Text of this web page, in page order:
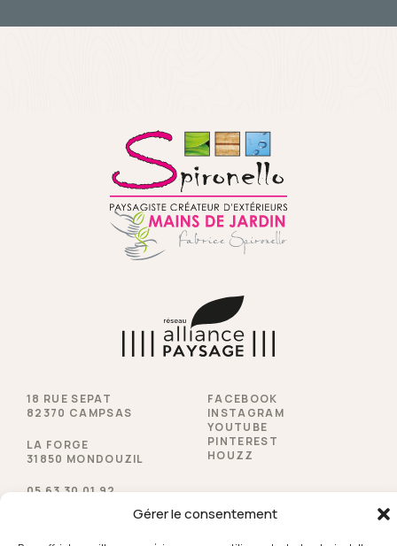
Gérer le consentement
18 RUE SEPAT
82370 CAMPSAS
LA FORGE
31850 MONDOUZIL
05 63 30 01 92
FACEBOOK
INSTAGRAM
YOUTUBE
PINTEREST
HOUZZ